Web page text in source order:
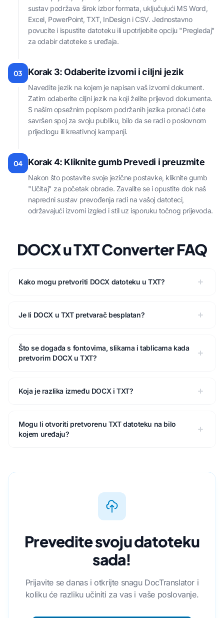
sustav podržava širok izbor formata, uključujući MS Word,
Excel, PowerPoint, TXT, InDesign i CSV. Jednostavno
povucite i ispustite datoteku ili upotrijebite opciju "Pregledaj"
za odabir datoteke s uređaja.
03 Korak 3: Odaberite izvorni i ciljni jezik
Navedite jezik na kojem je napisan vaš izvorni dokument.
Zatim odaberite ciljni jezik na koji želite prijevod dokumenta.
S našim opsežnim popisom podržanih jezika pronaći ćete
savršen spoj za svoju publiku, bilo da se radi o poslovnom
prijedlogu ili kreativnoj kampanji.
04 Korak 4: Kliknite gumb Prevedi i preuzmite
Nakon što postavite svoje jezične postavke, kliknite gumb
"Učitaj" za početak obrade. Zavalite se i opustite dok naš
napredni sustav prevođenja radi na vašoj datoteci,
održavajući izvorni izgled i stil uz isporuku točnog prijevoda.
DOCX u TXT Converter FAQ
Kako mogu pretvoriti DOCX datoteku u TXT?
Je li DOCX u TXT pretvarač besplatan?
Što se događa s fontovima, slikama i tablicama kada
pretvorim DOCX u TXT?
Koja je razlika između DOCX i TXT?
Mogu li otvoriti pretvorenu TXT datoteku na bilo
kojem uređaju?
Prevedite svoju datoteku
sada!
Prijavite se danas i otkrijte snagu DocTranslator i
koliku će razliku učiniti za vas i vaše poslovanje.